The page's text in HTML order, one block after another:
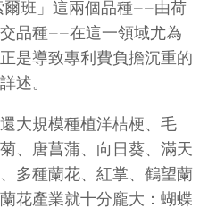
班」這兩個品種——由荷
品種——在這一領域尤為
是導致專利費負擔沉重的
述。
大規模種植洋桔梗、毛
、唐菖蒲、向日葵、滿天
多種蘭花、紅掌、鶴望蘭
花產業就十分龐大：蝴蝶